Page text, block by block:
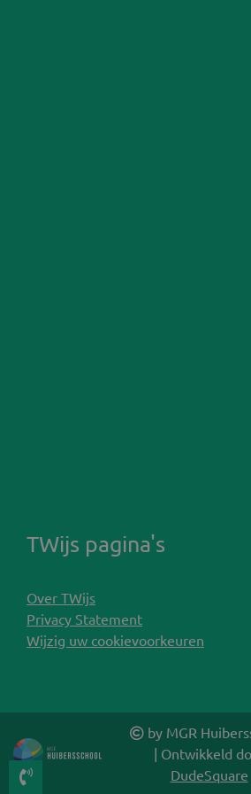
TWijs pagina's
Over TWijs
Privacy Statement
Wijzig uw cookievoorkeuren
by MGR
| Ontwikkeld
DudeSquare